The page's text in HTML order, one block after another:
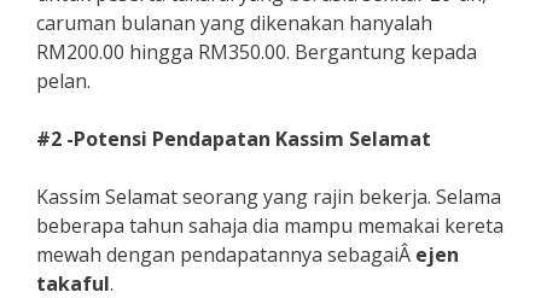
caruman bulanan yang dikenakan hanyalah
RM200.00 hingga RM350.00. Bergantung kepada
pelan.
#2 -Potensi Pendapatan Kassim Selamat
Kassim Selamat seorang yang rajin bekerja. Selama
beberapa tahun sahaja dia mampu memakai kereta
mewah dengan pendapatannya sebagaiÂ ejen
takaful.